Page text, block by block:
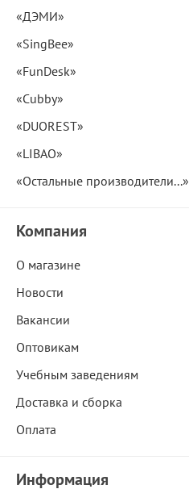
«ДЭМИ»
«SingBee»
«FunDesk»
«Cubby»
«DUOREST»
«LIBAO»
«Остальные производители...»
Компания
О магазине
Новости
Вакансии
Оптовикам
Учебным заведениям
Доставка и сборка
Оплата
Информация